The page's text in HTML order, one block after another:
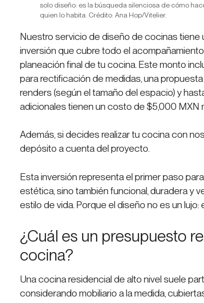
solo diseño: es la búsqueda silenciosa de cómo
quien lo habita. Crédito: Ana Hop/Vitelier.
Nuestro servicio de diseño de cocinas tiene
inversión que cubre todo el
planeación final de tu cocina. Este monto
para rectificación de medidas, una
renders (según el tamaño del espacio) y
adicionales tienen un costo de $5,000 MXN
Además, si decides realizar tu cocina con
depósito a cuenta del proyecto.
Esta inversión representa el primer paso
estética, sino también funcional, duradera y
estilo de vida. Porque el diseño no es un
¿Cuál es un presupuesto
cocina?
Una cocina residencial de alto nivel suele
considerando mobiliario a la medida,